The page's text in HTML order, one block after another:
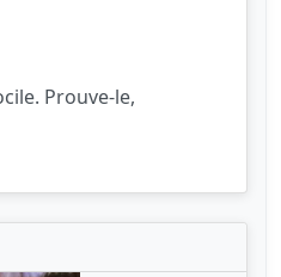
Prouve-le,